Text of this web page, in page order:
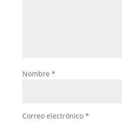
Nombre *
Correo electrónico *